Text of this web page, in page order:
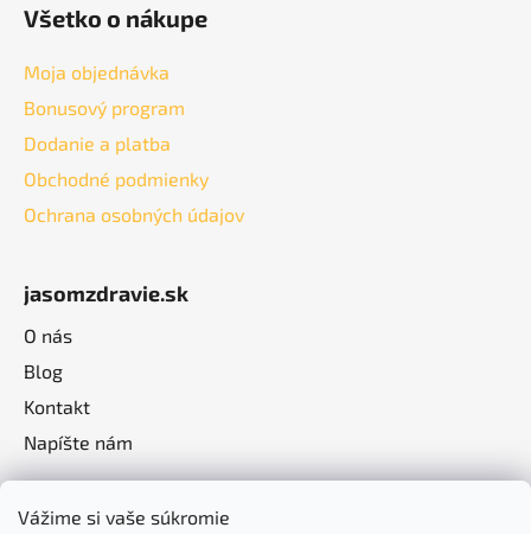
Vážime si vaše súkromie
Všetko o nákupe
Moja objednávka
Bonusový program
Dodanie a platba
Obchodné podmienky
Ochrana osobných údajov
jasomzdravie.sk
O nás
Blog
Kontakt
Napíšte nám